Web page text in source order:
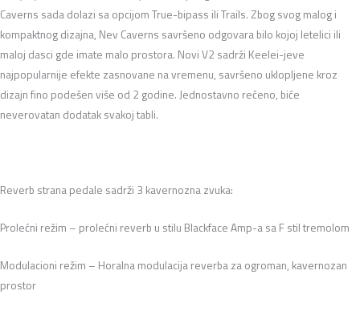
Caverns sada dolazi sa opcijom True-bipass ili Trails. Zbog svog malog i
kompaktnog dizajna, Nev Caverns savršeno odgovara bilo kojoj letelici ili
maloj dasci gde imate malo prostora. Novi V2 sadrži Keelei-jeve
najpopularnije efekte zasnovane na vremenu, savršeno uklopljene kroz
dizajn fino podešen više od 2 godine. Jednostavno rečeno, biće
neverovatan dodatak svakoj tabli.
Reverb strana pedale sadrži 3 kavernozna zvuka:
Prolećni režim – prolećni reverb u stilu Blackface Amp-a sa F stil tremolom
Modulacioni režim – Horalna modulacija reverba za ogroman, kavernozan
prostor